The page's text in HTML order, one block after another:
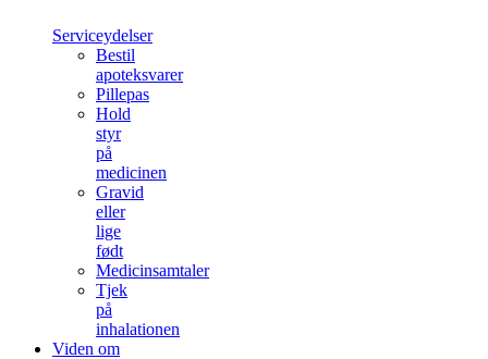
Serviceydelser
Bestil
apoteksvarer
Pillepas
Hold
styr
på
medicinen
Gravid
eller
lige
født
Medicinsamtaler
Tjek
på
inhalationen
Viden om